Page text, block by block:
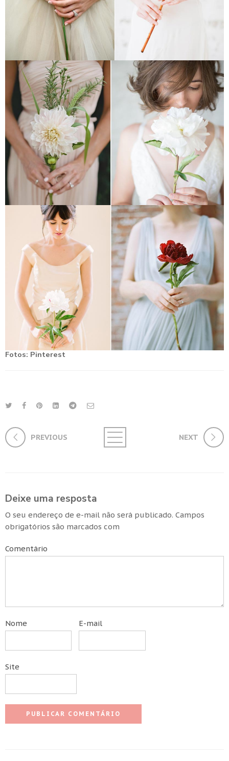
Fotos: Pinterest
PREVIOUS NEXT
Deixe uma resposta
O seu endereço de e-mail não será publicado. Campos
obrigatórios são marcados com
Comentário
Nome E-mail
Site